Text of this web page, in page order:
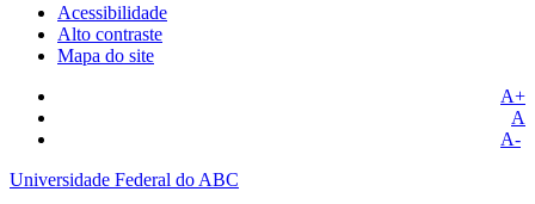
Acessibilidade
Alto contraste
Mapa do site
A+
A
A-
Universidade Federal do ABC